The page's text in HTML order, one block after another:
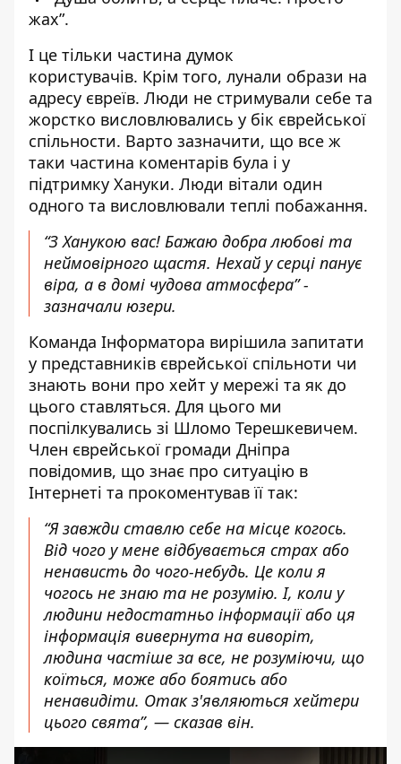
жах”.
І це тільки частина думок
користувачів. Крім того, лунали образи на
адресу євреїв. Люди не стримували себе та
жорстко висловлювались у бік єврейської
спільности. Варто зазначити, що все ж
таки частина коментарів була і у
підтримку Хануки. Люди вітали один
одного та висловлювали теплі побажання.
“З Ханукою вас! Бажаю добра любові та
неймовірного щастя. Нехай у серці панує
віра, а в домі чудова атмосфера” -
зазначали юзери.
Команда Інформатора вирішила запитати
у представників єврейської спільноти чи
знають вони про хейт у мережі та як до
цього ставляться. Для цього ми
поспілкувались зі Шломо Терешкевичем.
Член єврейської громади Дніпра
повідомив, що знає про ситуацію в
Інтернеті та прокоментував її так:
“Я завжди ставлю себе на місце когось.
Від чого у мене відбувається страх або
ненависть до чого-небудь. Це коли я
чогось не знаю та не розумію. І, коли у
людини недостатньо інформації або ця
інформація вивернута на виворіт,
людина частіше за все, не розуміючи, що
коїться, може або боятись або
ненавидіти. Отак з'являються хейтери
цього свята”, — сказав він.